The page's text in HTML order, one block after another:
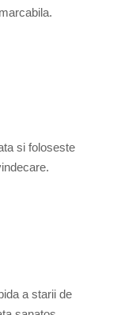
si foloseste
a starii de